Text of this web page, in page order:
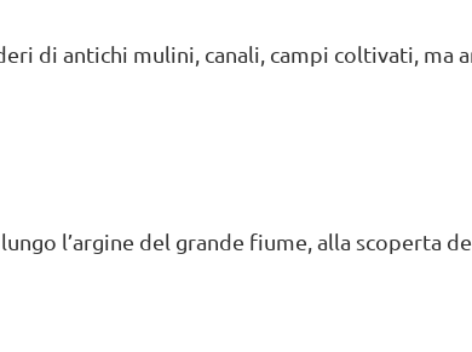
di antichi mulini, canali, campi coltivati, ma
l’argine del grande fiume, alla scoperta